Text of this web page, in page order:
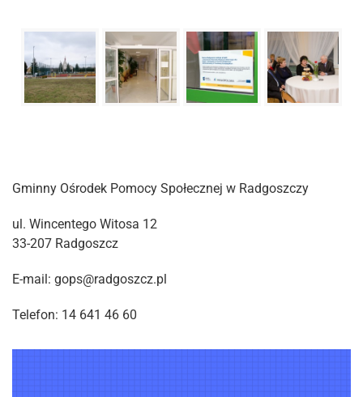
Gminny Ośrodek Pomocy Społecznej w Radgoszczy
ul. Wincentego Witosa 12
33-207 Radgoszcz
E-mail: gops@radgoszcz.pl
Telefon: 14 641 46 60